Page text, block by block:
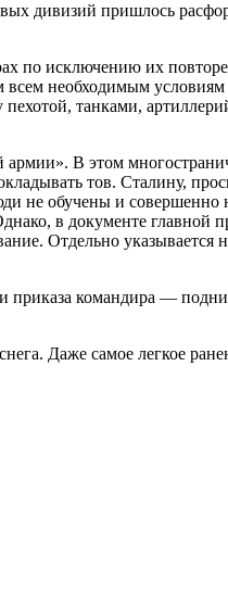
дивизий пришлось
по исключению их
всем необходимым
танками,
В этом
тов. Сталину,
не обучены и совершенно
в документе главной
Отдельно указывается
приказа командира —
Даже самое легкое